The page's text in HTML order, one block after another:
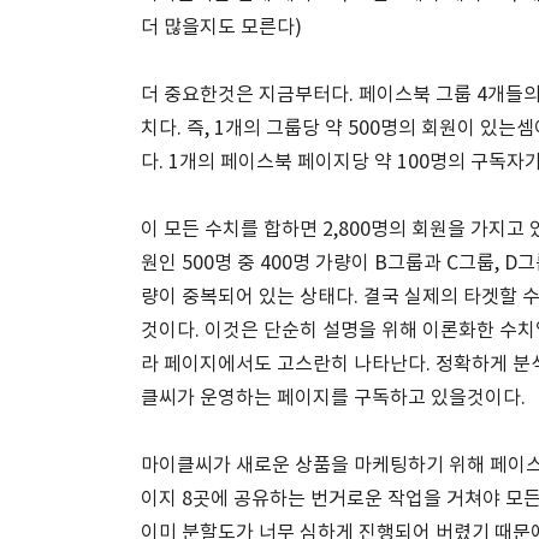
더 많을지도 모른다)
더 중요한것은 지금부터다. 페이스북 그룹 4개들
치다. 즉, 1개의 그룹당 약 500명의 회원이 있는
다. 1개의 페이스북 페이지당 약 100명의 구독자
이 모든 수치를 합하면 2,800명의 회원을 가지고
원인 500명 중 400명 가량이 B그룹과 C그룹, D
량이 중복되어 있는 상태다. 결국 실제의 타겟할
것이다. 이것은 단순히 설명을 위해 이론화한 수
라 페이지에서도 고스란히 나타난다. 정확하게
클씨가 운영하는 페이지를 구독하고 있을것이다.
마이클씨가 새로운 상품을 마케팅하기 위해 페
이지 8곳에 공유하는 번거로운 작업을 거쳐야 모
이미 분할도가 너무 심하게 진행되어 버렸기 때